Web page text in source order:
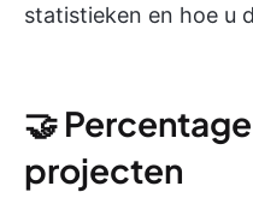
statistieken en hoe u
🤝
projecten